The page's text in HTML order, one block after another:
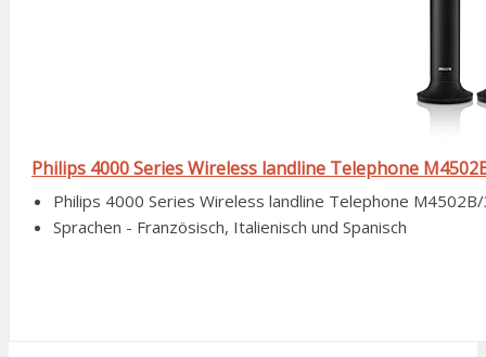
Philips 4000 Series Wireless landline Telephone
Philips 4000 Series Wireless landline Telephone
Sprachen - Französisch, Italienisch und Spanisch